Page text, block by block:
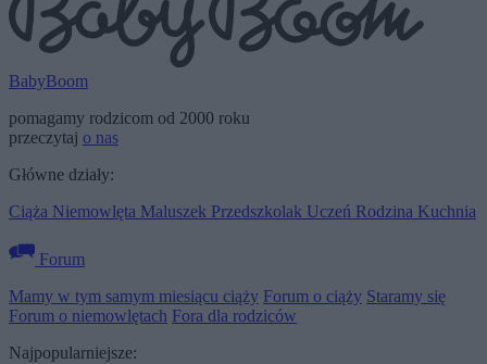
BabyBoom
pomagamy rodzicom od 2000 roku
przeczytaj o nas
Główne działy:
Ciąża Niemowlęta Maluszek Przedszkolak Uczeń Rodzina Kuchnia
Forum
Mamy w tym samym miesiącu ciąży Forum o ciąży Staramy się
Forum o niemowlętach Fora dla rodziców
Najpopularniejsze: